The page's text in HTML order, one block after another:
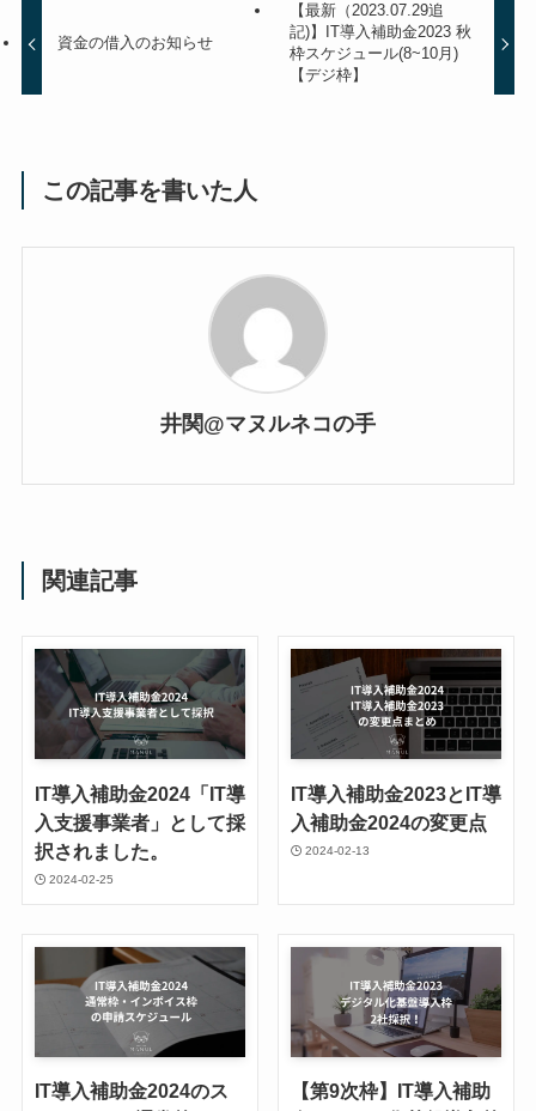
資金の借入のお知らせ
【最新（2023.07.29追
記)】IT導入補助金2023 秋
枠スケジュール(8~10月)
【デジ枠】
この記事を書いた人
井関@マヌルネコの手
関連記事
IT導入補助金2024「IT導
入支援事業者」として採
択されました。
2024-02-25
IT導入補助金2023とIT導
入補助金2024の変更点
2024-02-13
IT導入補助金2024のス
【第9次枠】IT導入補助